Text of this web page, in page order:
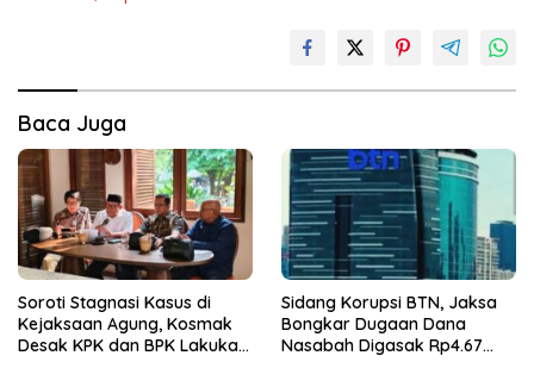
Baca Juga
Soroti Stagnasi Kasus di
Kejaksaan Agung, Kosmak
Desak KPK dan BPK Lakukan
Sidang Korupsi BTN, Jaksa
Bongkar Dugaan Dana
Nasabah Digasak Rp4.67